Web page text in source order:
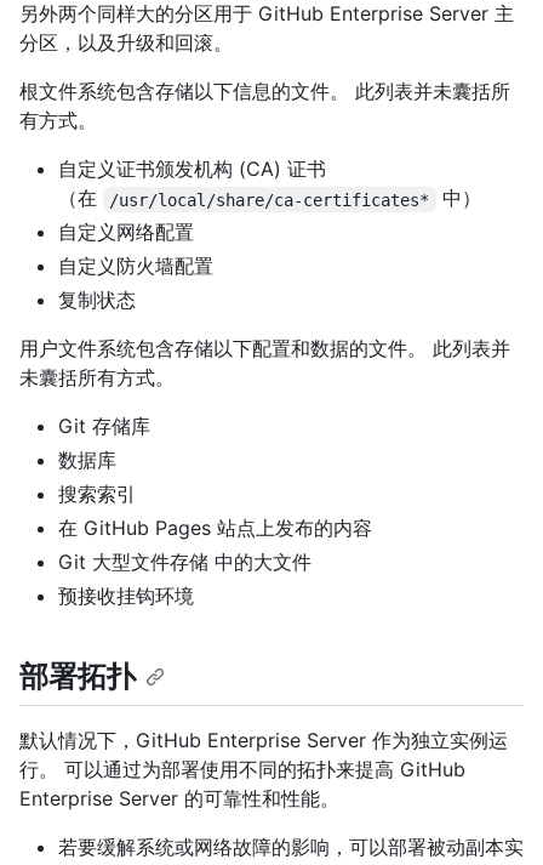
另外两个同样大的分区用于 GitHub Enterprise Server 主
分区，以及升级和回滚。
根文件系统包含存储以下信息的文件。 此列表并未囊括所
有方式。
自定义证书颁发机构 (CA) 证书
（在
/usr/local/share/ca-certificates*
中）
自定义网络配置
自定义防火墙配置
复制状态
用户文件系统包含存储以下配置和数据的文件。 此列表并
未囊括所有方式。
Git 存储库
数据库
搜索索引
在 GitHub Pages 站点上发布的内容
Git 大型文件存储 中的大文件
预接收挂钩环境
部署拓扑
默认情况下，GitHub Enterprise Server 作为独立实例运
行。 可以通过为部署使用不同的拓扑来提高 GitHub
Enterprise Server 的可靠性和性能。
若要缓解系统或网络故障的影响，可以部署被动副本实